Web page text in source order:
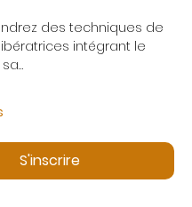
des techniques de
intégrant le
S'inscrire